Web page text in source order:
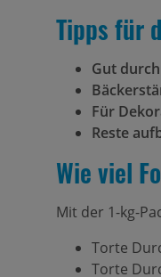
Tipps für
Gut
Für
Reste
Wie viel
Mit der 1-kg-
Torte
Torte